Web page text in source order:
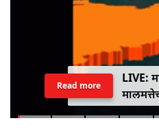
LIVE:
Read more